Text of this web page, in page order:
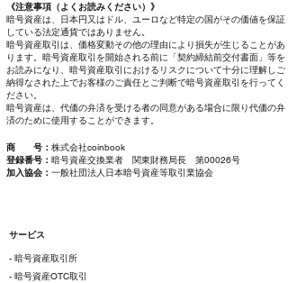
《注意事項（よくお読みください）》
暗号資産は、日本円又はドル、ユーロなど特定の国がその価値を保証
している法定通貨ではありません。
暗号資産取引は、価格変動その他の理由により損失が生じることがあ
ります。暗号資産取引を開始される前に「契約締結前交付書面」等を
お読みになり、暗号資産取引におけるリスクについて十分に理解しご
納得なされた上でお客様のご責任とご判断で暗号資産取引を行ってく
ださい。
暗号資産は、代価の弁済を受ける者の同意がある場合に限り代価の弁
済のために使用することができます。
商 号： 株式会社coinbook
登録番号： 暗号資産交換業者 関東財務局長 第00026号
加入協会： 一般社団法人日本暗号資産等取引業協会
サービス
- 暗号資産取引所
- 暗号資産OTC取引